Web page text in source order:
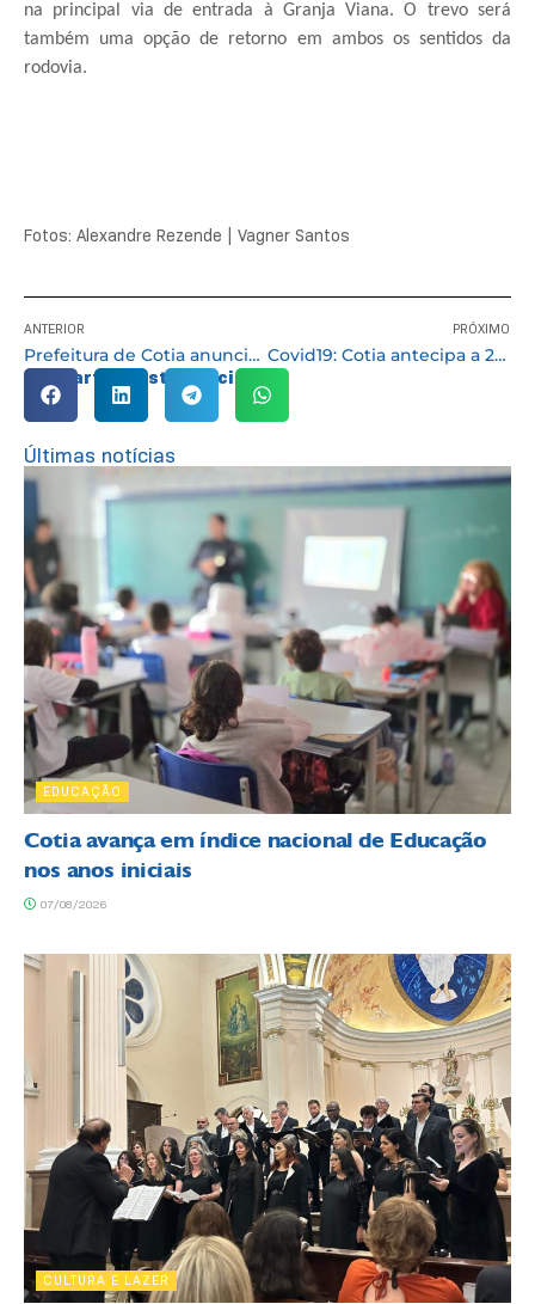
na principal via de entrada à Granja Viana. O trevo será
também uma opção de retorno em ambos os sentidos da
rodovia.
Fotos: Alexandre Rezende | Vagner Santos
ANTERIOR
Prefeitura de Cotia anuncia o pagamento de R$ 25 milhões para o magistério
PRÓXIMO
Covid19: Cotia antecipa a 2ª dose da vacina Astrazeneca para aprazados de 2 a 11/09
Compartilhe esta notícia:
Últimas notícias
EDUCAÇÃO
Cotia avança em índice nacional de Educação
nos anos iniciais
07/08/2026
CULTURA E LAZER